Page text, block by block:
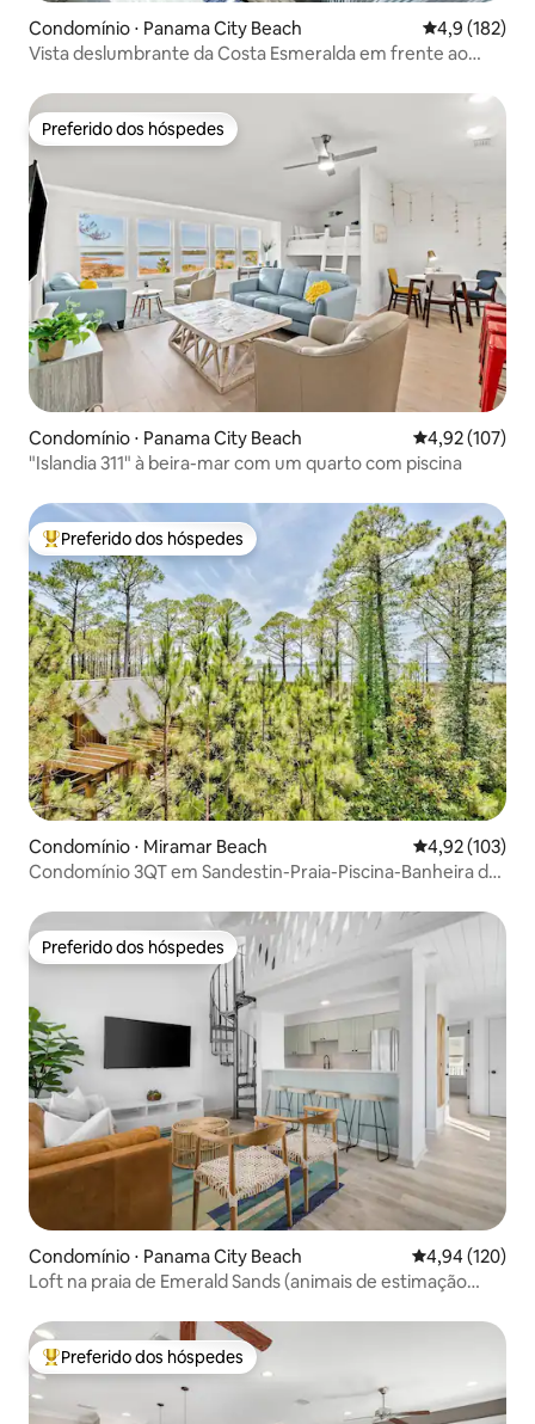
Condomínio ⋅ Panama City Beach 4,9 de uma
4,9 (182)
Vista deslumbrante da Costa Esmeralda em frente ao
Preferido dos hóspedes
Preferido dos hóspedes
Condomínio ⋅ Panama City Beach 4,92 de uma
4,92 (107)
"Islandia 311" à beira-mar com um quarto com piscina
Entre os melhores preferidos dos hóspedes
Preferido dos hóspedes
Condomínio ⋅ Miramar Beach 4,92 de uma
4,92 (103)
Condomínio 3QT em Sandestin-Praia-Piscina-Banheira de
Preferido dos hóspedes
Preferido dos hóspedes
Condomínio ⋅ Panama City Beach 4,94 de uma
4,94 (120)
Loft na praia de Emerald Sands (animais de estimação
Entre os melhores preferidos dos hóspedes
Preferido dos hóspedes